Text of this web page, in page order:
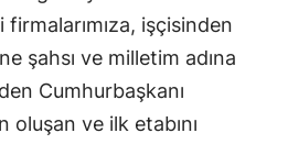
işçisinden
şahsı ve milletim adına
Cumhurbaşkanı
ve ilk etabını